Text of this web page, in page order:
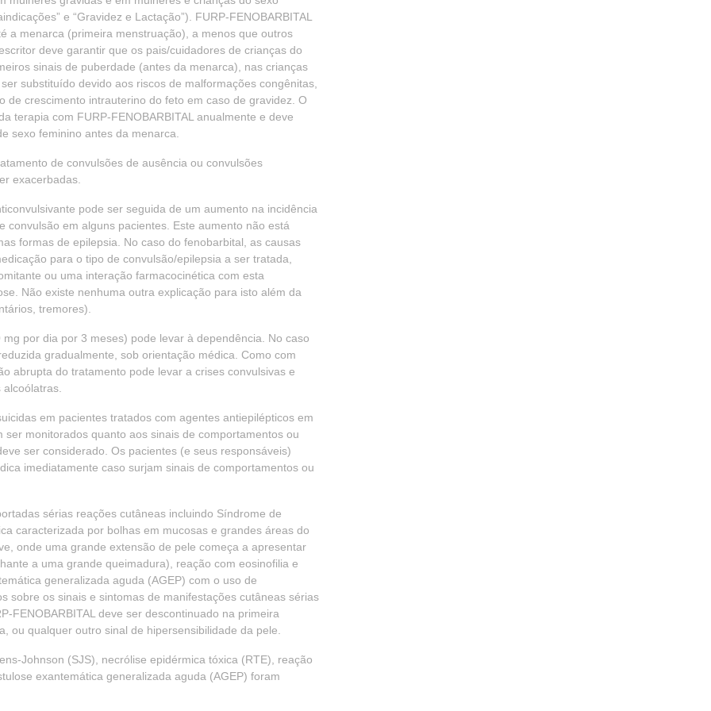
e “Gravidez e Lactação”). FURP-FENOBARBITAL
a menarca (primeira menstruação), a menos que outros
deve garantir que os pais/cuidadores de crianças do
sinais de puberdade (antes da menarca), nas crianças
substituído devido aos riscos de malformações congênitas,
de crescimento intrauterino do feto em caso de gravidez. O
terapia com FURP-FENOBARBITAL anualmente e deve
sexo feminino antes da menarca.
de convulsões de ausência ou convulsões
exacerbadas.
pode ser seguida de um aumento na incidência
em alguns pacientes. Este aumento não está
formas de epilepsia. No caso do fenobarbital, as causas
para o tipo de convulsão/epilepsia a ser tratada,
ou uma interação farmacocinética com esta
Não existe nenhuma outra explicação para isto além da
tremores).
por dia por 3 meses) pode levar à dependência. No caso
gradualmente, sob orientação médica. Como com
abrupta do tratamento pode levar a crises convulsivas e
em pacientes tratados com agentes antiepilépticos em
monitorados quanto aos sinais de comportamentos ou
ser considerado. Os pacientes (e seus responsáveis)
imediatamente caso surjam sinais de comportamentos ou
sérias reações cutâneas incluindo Síndrome de
caracterizada por bolhas em mucosas e grandes áreas do
onde uma grande extensão de pele começa a apresentar
a uma grande queimadura), reação com eosinofilia e
generalizada aguda (AGEP) com o uso de
sobre os sinais e sintomas de manifestações cutâneas sérias
FENOBARBITAL deve ser descontinuado na primeira
ou qualquer outro sinal de hipersensibilidade da pele.
Johnson (SJS), necrólise epidérmica tóxica (RTE), reação
exantemática generalizada aguda (AGEP) foram